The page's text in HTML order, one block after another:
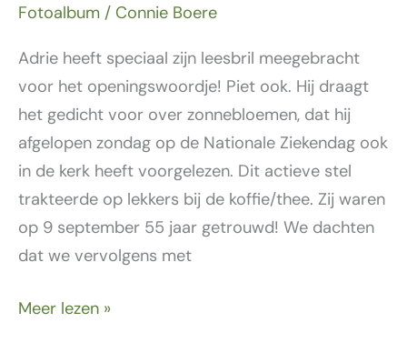
Fotoalbum / Connie Boere
Adrie heeft speciaal zijn leesbril meegebracht
voor het openingswoordje! Piet ook. Hij draagt
het gedicht voor over zonnebloemen, dat hij
afgelopen zondag op de Nationale Ziekendag ook
in de kerk heeft voorgelezen. Dit actieve stel
trakteerde op lekkers bij de koffie/thee. Zij waren
op 9 september 55 jaar getrouwd! We dachten
dat we vervolgens met
Meer lezen »